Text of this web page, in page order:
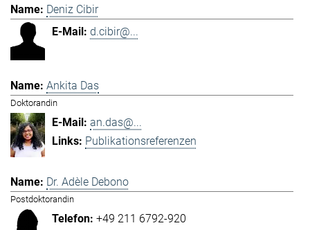
Deniz Cibir
d.cibir@...
Ankita Das
Doktorandin
an.das@...
Publikationsreferenzen
Dr. Adèle Debono
Postdoktorandin
+49 211 6792-920